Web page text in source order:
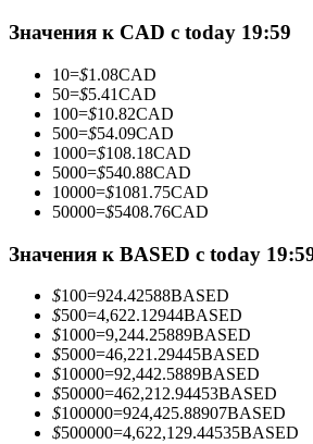
Станьте копи-трейдером
за копи-трейдинг
Значения к CAD с today 19:59
10=$1.08CAD
50=$5.41CAD
100=$10.82CAD
500=$54.09CAD
1000=$108.18CAD
5000=$540.88CAD
10000=$1081.75CAD
50000=$5408.76CAD
Значения к BASED с today
$100=924.42588BASED
$500=4,622.12944BASED
$1000=9,244.25889BASED
$5000=46,221.29445BASED
$10000=92,442.5889BASED
$50000=462,212.94453BASED
$100000=924,425.88907BASED
$500000=4,622,129.44535BASED